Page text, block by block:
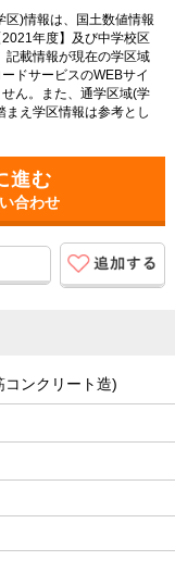
区)情報は、国土数値情報
年度】及び中学校区
記載情報が現在の学区域
ドサービスのWEBサイ
ん。また、通学区域(学
え学区情報は参考とし
合わせ
コンクリート造)